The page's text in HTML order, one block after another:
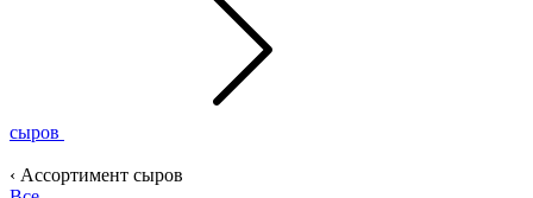
сыров
‹ Ассортимент сыров